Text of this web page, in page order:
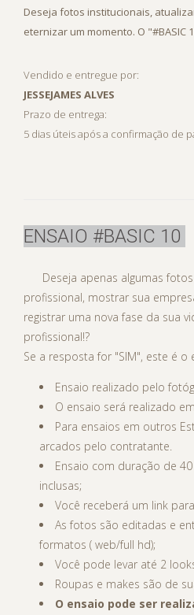
Deseja fotos institucionais,
eternizar um momento. O "#BASIC
Vendido e entregue por:
JESSEJAMES ALVES
Prazo de entrega:
5 dias úteis após a confirmação de
ENSAIO #BASIC 10
Deseja apenas algumas fotos
profissional, mostrar sua
registrar uma nova fase da sua
profissional!?
Se a resposta for "SIM", este é o
Ensaio realizado pelo
O ensaio será realizado
Para ensaios em outros
arcados pelo contratante.
Ensaio com duração de
inclusas;
Você receberá um link
As fotos são editadas e
formatos ( web/full hd);
Você pode levar até 2
Roupas e makes são de
O ensaio pode ser